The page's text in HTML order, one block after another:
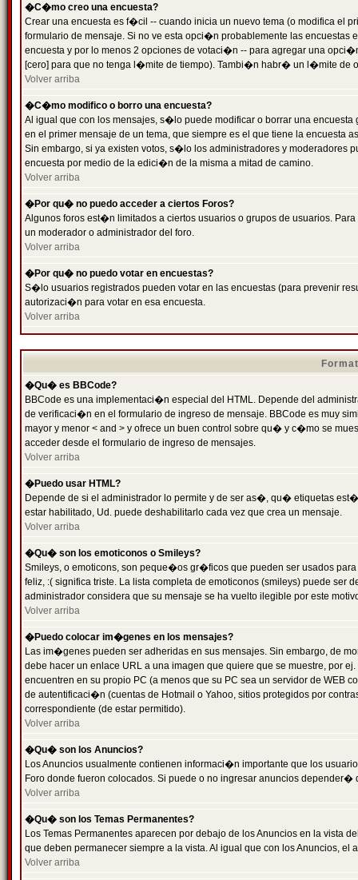
�C�mo creo una encuesta?
Crear una encuesta es f�cil -- cuando inicia un nuevo tema (o modifica el
formulario de mensaje. Si no ve esta opci�n probablemente las
encuesta y por lo menos 2 opciones de votaci�n -- para agregar una
[cero] para que no tenga l�mite de tiempo). Tambi�n habr� un l�mite de
Volver arriba
�C�mo modifico o borro una encuesta?
Al igual que con los mensajes, s�lo puede modificar o borrar una
en el primer mensaje de un tema, que siempre es el que tiene la encuesta
Sin embargo, si ya existen votos, s�lo los administradores y moderadores
encuesta por medio de la edici�n de la misma a mitad de camino.
Volver arriba
�Por qu� no puedo acceder a ciertos Foros?
Algunos foros est�n limitados a ciertos usuarios o grupos de usuarios.
un moderador o administrador del foro.
Volver arriba
�Por qu� no puedo votar en encuestas?
S�lo usuarios registrados pueden votar en las encuestas (para prevenir
autorizaci�n para votar en esa encuesta.
Volver arriba
�Qu� es BBCode?
BBCode es una implementaci�n especial del HTML. Depende del
de verificaci�n en el formulario de ingreso de mensaje. BBCode es muy
mayor y menor < and > y ofrece un buen control sobre qu� y c�mo se
acceder desde el formulario de ingreso de mensajes.
Volver arriba
�Puedo usar HTML?
Depende de si el administrador lo permite y de ser as�, qu� etiquetas
estar habilitado, Ud. puede deshabilitarlo cada vez que crea un mensaje.
Volver arriba
�Qu� son los emoticonos o Smileys?
Smileys, o emoticons, son peque�os gr�ficos que pueden ser usados
feliz, :( significa triste. La lista completa de emoticonos (smileys) puede
administrador considera que su mensaje se ha vuelto ilegible por este
Volver arriba
�Puedo colocar im�genes en los mensajes?
Las im�genes pueden ser adheridas en sus mensajes. Sin embargo, de
debe hacer un enlace URL a una imagen que quiere que se muestre, por
encuentren en su propio PC (a menos que su PC sea un servidor de
de autentificaci�n (cuentas de Hotmail o Yahoo, sitios protegidos por
correspondiente (de estar permitido).
Volver arriba
�Qu� son los Anuncios?
Los Anuncios usualmente contienen informaci�n importante que los
Foro donde fueron colocados. Si puede o no ingresar anuncios
Volver arriba
�Qu� son los Temas Permanentes?
Los Temas Permanentes aparecen por debajo de los Anuncios en la
que deben permanecer siempre a la vista. Al igual que con los Anuncios,
Volver arriba